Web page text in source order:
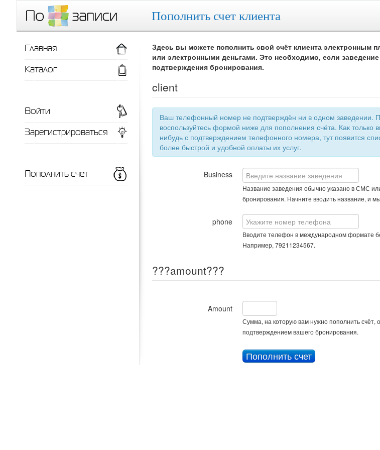
Пополнить счет клиента
Здесь вы можете пополнить свой счёт клиента электронным
или электронными деньгами. Это необходимо, если
подтверждения бронирования.
client
Ваш телефонный номер не подтверждён ни в одном заведении. Пожалуйста,
воспользуйтесь формой ниже для пополнения счёта. Как только
нибудь с подтверждением телефонного номера, тут появится список ваших заведений для
более быстрой и удобной оплаты их услуг.
Business
Название заведения обычно указано в СМС
бронирования. Начните вводить
phone
Вводите телефон в международном формате
Например, 79211234567.
???amount???
Amount
Сумма, на которую вам нужно пополнить
подтверждением вашего бронирования.
Главная
Каталог
Войти
Зарегистрироваться
Пополнить счет